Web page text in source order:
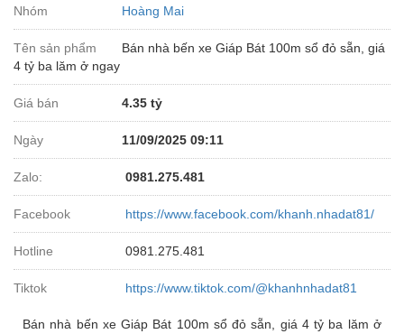
Tìm
kiếm
Đăng
nhập
Nhóm Hoàng Mai
Tên sản phẩm
Bán nhà bến xe Giáp Bát 100m sổ đỏ sẵn, giá
4 tỷ ba lăm ở ngay
Giá bán 4.35 tỷ
Ngày 11/09/2025 09:11
Zalo: 0981.275.481
Facebook https://www.facebook.com/khanh.nhadat81/
Hotline 0981.275.481
Tiktok https://www.tiktok.com/@khanhnhadat81
Bán nhà bến xe Giáp Bát 100m sổ đỏ sẵn, giá 4 tỷ ba lăm ở